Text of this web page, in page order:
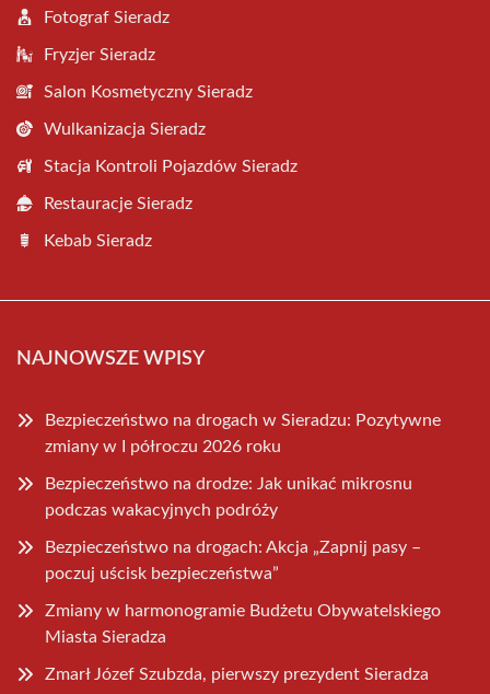
Fotograf Sieradz
Fryzjer Sieradz
Salon Kosmetyczny Sieradz
Wulkanizacja Sieradz
Stacja Kontroli Pojazdów Sieradz
Restauracje Sieradz
Kebab Sieradz
NAJNOWSZE WPISY
Bezpieczeństwo na drogach w Sieradzu: Pozytywne
zmiany w I półroczu 2026 roku
Bezpieczeństwo na drodze: Jak unikać mikrosnu
podczas wakacyjnych podróży
Bezpieczeństwo na drogach: Akcja „Zapnij pasy –
poczuj uścisk bezpieczeństwa”
Zmiany w harmonogramie Budżetu Obywatelskiego
Miasta Sieradza
Zmarł Józef Szubzda, pierwszy prezydent Sieradza